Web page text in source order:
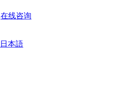
在线咨询
日本語